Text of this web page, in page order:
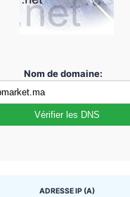
Nom de domaine:
Vérifier les DNS
ADRESSE IP (A)